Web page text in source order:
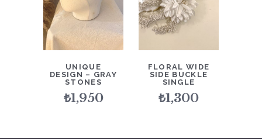
UNIQUE
DESIGN – GRAY
STONES
₺1,950
FLORAL WIDE
SIDE BUCKLE
SINGLE
₺1,300